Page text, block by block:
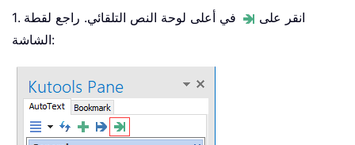
1. انقر على
في أعلى لوحة النص التلقائي. راجع لقطة
الشاشة: